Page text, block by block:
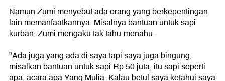
Namun Zumi menyebut ada orang yang berkepentingan
lain memanfaatkannya. Misalnya bantuan untuk sapi
kurban, Zumi mengaku tak tahu-menahu.
"Ada juga yang ada di saya tapi saya juga bingung,
misalkan bantuan untuk sapi Rp 50 juta, itu sapi seperti
apa, acara apa Yang Mulia. Kalau betul saya ketahui saya